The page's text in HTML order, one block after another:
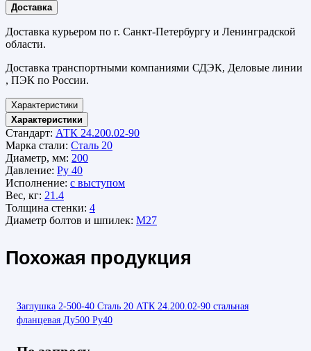
Доставка
Доставка курьером по г. Санкт-Петербургу и Ленинградской
области.
Доставка транспортными компаниями СДЭК, Деловые линии
, ПЭК по России.
Характеристики
Характеристики
Стандарт: АТК 24.200.02-90
Марка стали: Сталь 20
Диаметр, мм: 200
Давление: Ру 40
Исполнение: с выступом
Вес, кг: 21.4
Толщина стенки: 4
Диаметр болтов и шпилек: М27
Похожая продукция
Заглушка 2-500-40 Сталь 20 АТК 24.200.02-90 стальная
фланцевая Ду500 Ру40